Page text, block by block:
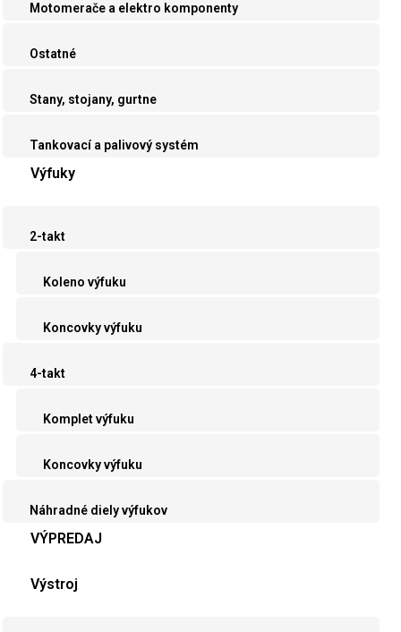
Motomerače a elektro komponenty
Ostatné
Stany, stojany, gurtne
Tankovací a palivový systém
Výfuky
2-takt
Koleno výfuku
Koncovky výfuku
4-takt
Komplet výfuku
Koncovky výfuku
Náhradné diely výfukov
VÝPREDAJ
Výstroj